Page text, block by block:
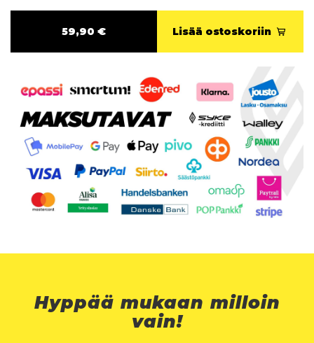
59,90 € Lisää ostoskoriin
Hyppää mukaan milloin
vain!